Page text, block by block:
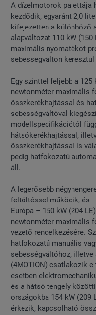
A dízelmotorok palettája
kezdődik, egyaránt 2,0
kifejezetten a különböző
alapváltozat 110 kW
maximális nyomatékot
sebességváltón
Egy szinttel feljebb a
newtonméter maximális
összkerékhajtással és
sebességváltóval
modellspecifikációtól
hátsókerékhajtással,
összkerékhajtással is
pedig hatfokozatú
áll.
A legerősebb
feltöltéssel működik, és
Európa – 150 kW (204
newtonméter maximális
vezető rendelkezésére.
hatfokozatú manuális
sebességváltóhoz,
(4MOTION) csatlakozik
esetben
és a hátsó tengely
országokba 154 kW (209
érkezik, kapcsolható